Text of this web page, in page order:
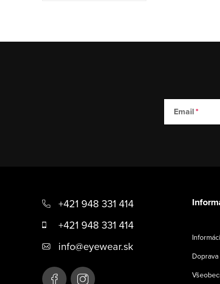
Email
+421 948 331 414
+421 948 331 414
info@eyewear.sk